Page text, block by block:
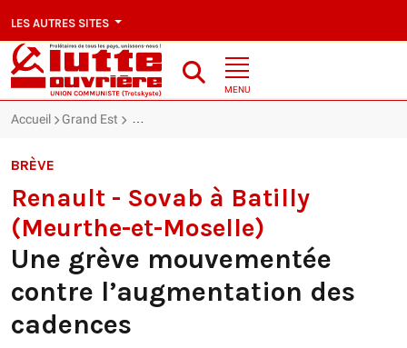
LES AUTRES SITES
MENU
Accueil Grand Est Renault - Sovab à Batilly (Meurthe-et-Moselle) :
BRÈVE
Renault - Sovab à Batilly
(Meurthe-et-Moselle)
Une grève mouvementée
contre l’augmentation des
cadences